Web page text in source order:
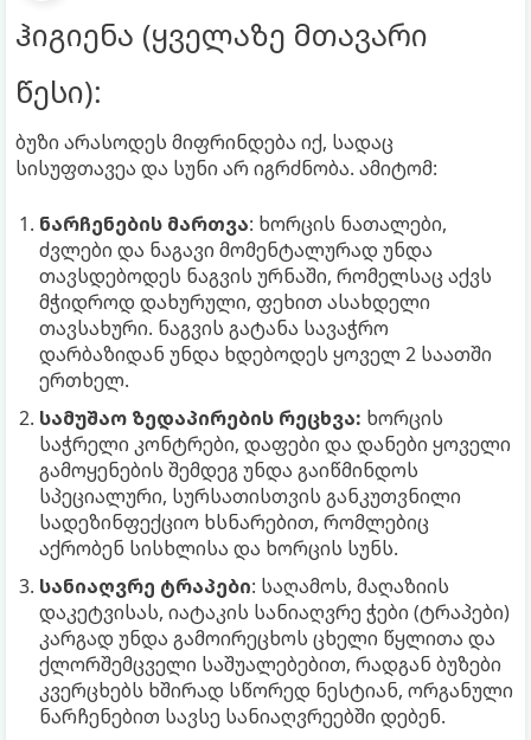
ჰიგიენა (ყველაზე მთავარი
წესი):
ბუზი არასოდეს მიფრინდება იქ, სადაც
სისუფთავეა და სუნი არ იგრძნობა. ამიტომ:
ნარჩენების მართვა: ხორცის ნათალები,
ძვლები და ნაგავი მომენტალურად უნდა
თავსდებოდეს ნაგვის ურნაში, რომელსაც აქვს
მჭიდროდ დახურული, ფეხით ასახდელი
თავსახური. ნაგვის გატანა სავაჭრო
დარბაზიდან უნდა ხდებოდეს ყოველ 2 საათში
ერთხელ.
სამუშაო ზედაპირების რეცხვა: ხორცის
საჭრელი კონტრები, დაფები და დანები ყოველი
გამოყენების შემდეგ უნდა გაიწმინდოს
სპეციალური, სურსათისთვის განკუთვნილი
სადეზინფექციო ხსნარებით, რომლებიც
აქრობენ სისხლისა და ხორცის სუნს.
სანიაღვრე ტრაპები: საღამოს, მაღაზიის
დაკეტვისას, იატაკის სანიაღვრე ჭები (ტრაპები)
კარგად უნდა გამოირეცხოს ცხელი წყლითა და
ქლორშემცველი საშუალებებით, რადგან ბუზები
კვერცხებს ხშირად სწორედ ნესტიან, ორგანული
ნარჩენებით სავსე სანიაღვრეებში დებენ.